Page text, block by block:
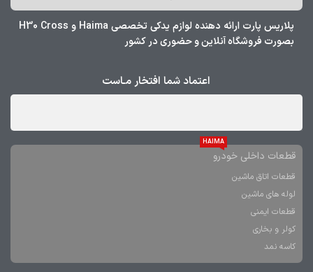
پلاریس پارت ارائه دهنده لوازم یدکی تخصصی Haima و H30 Cross
بصورت فروشگاه آنلاین و حضوری در کشور
اعتماد شما افتخار مـاست
قطعات داخلی خودرو
HAIMA
قطعات اتاق ماشین
لوله های ماشین
قطعات ایمنی
کولر و بخاری
کاسه نمد